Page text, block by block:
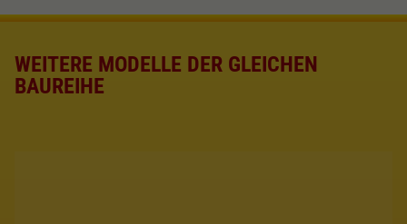
WEITERE MODELLE DER GLEICHEN
BAUREIHE